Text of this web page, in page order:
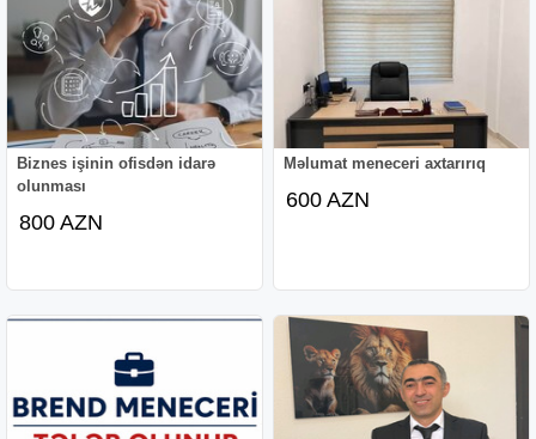
Biznes işinin ofisdən idarə
olunması
800 AZN
Məlumat meneceri axtarırıq
600 AZN